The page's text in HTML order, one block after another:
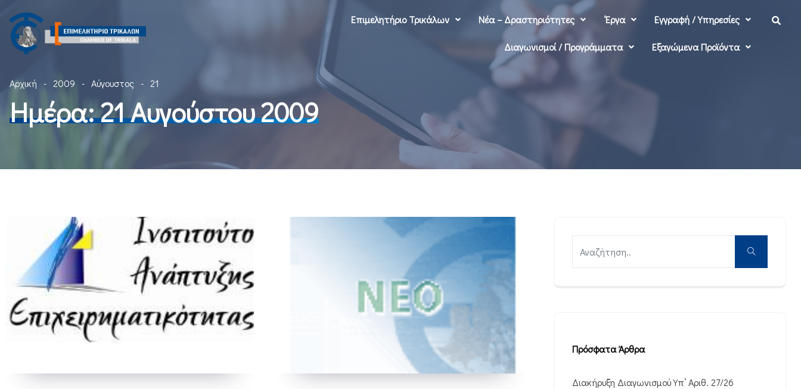
Επιμελητήριο Τρικάλων Νέα – Δραστηριότητες ‘Εργα Εγγραφή / Υπηρεσίες
Διαγωνισμοί / Προγράμματα Εξαγώμενα Προϊόντα
Αρχική 2009 Αύγουστος 21
Ημέρα:21 Αυγούστου 2009
Πρόσφατα Άρθρα
Διακήρυξη Διαγωνισμού Υπ’ Αριθ. 27/26